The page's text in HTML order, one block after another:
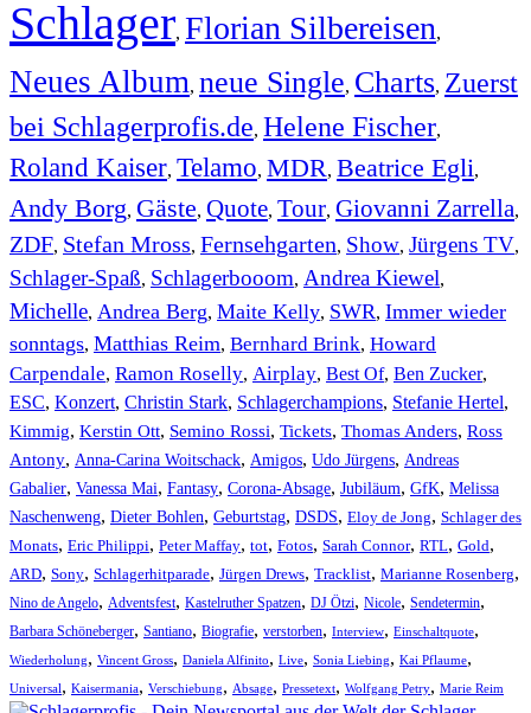
Schlager, Florian Silbereisen,
Neues Album, neue Single, Charts, Zuerst
bei Schlagerprofis.de, Helene Fischer,
Roland Kaiser, Telamo, MDR, Beatrice Egli,
Andy Borg, Gäste, Quote, Tour, Giovanni Zarrella,
ZDF, Stefan Mross, Fernsehgarten, Show, Jürgens TV,
Schlager-Spaß, Schlagerbooom, Andrea Kiewel,
Michelle, Andrea Berg, Maite Kelly, SWR, Immer wieder
sonntags, Matthias Reim, Bernhard Brink, Howard
Carpendale, Ramon Roselly, Airplay, Best Of, Ben Zucker,
ESC, Konzert, Christin Stark, Schlagerchampions, Stefanie Hertel,
Kimmig, Kerstin Ott, Semino Rossi, Tickets, Thomas Anders, Ross
Antony, Anna-Carina Woitschack, Amigos, Udo Jürgens, Andreas
Gabalier, Vanessa Mai, Fantasy, Corona-Absage, Jubiläum, GfK, Melissa
Naschenweng, Dieter Bohlen, Geburtstag, DSDS, Eloy de Jong, Schlager des
Monats, Eric Philippi, Peter Maffay, tot, Fotos, Sarah Connor, RTL, Gold,
ARD, Sony, Schlagerhitparade, Jürgen Drews, Tracklist, Marianne Rosenberg,
Nino de Angelo, Adventsfest, Kastelruther Spatzen, DJ Ötzi, Nicole, Sendetermin,
Barbara Schöneberger, Santiano, Biografie, verstorben, Interview, Einschaltquote,
Wiederholung, Vincent Gross, Daniela Alfinito, Live, Sonia Liebing, Kai Pflaume,
Universal, Kaisermania, Verschiebung, Absage, Pressetext, Wolfgang Petry, Marie Reim